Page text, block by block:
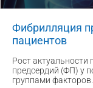
Фибрилляция
пациентов
Рост
предсердий (ФП) у
группами факторов.